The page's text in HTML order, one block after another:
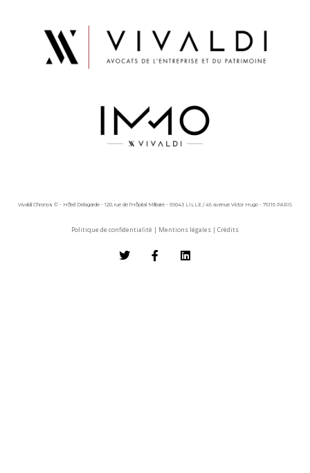
Vivaldi Chronos © - Hôtel Delagarde - 120, rue de l'Hôpital Militaire - 59043 LILLE / 45 avenue Victor Hugo - 75116 PARIS
Politique de confidentialité | Mentions légales | Crédits